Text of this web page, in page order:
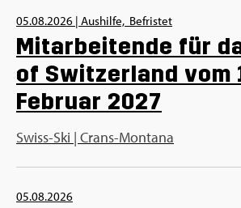
05.08.2026 | Aushilfe, Befristet
Mitarbeitende für
of Switzerland vom
Februar 2027
Swiss-Ski | Crans-Montana
05.08.2026